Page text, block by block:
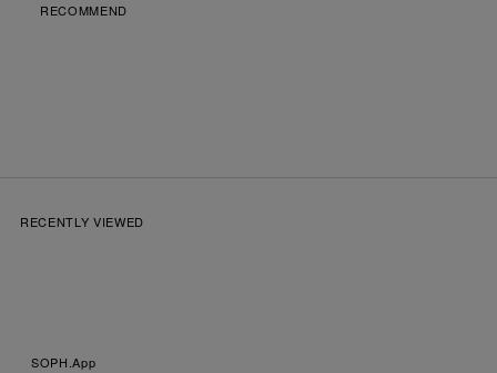
RECOMMEND
RECENTLY VIEWED
SOPH.App